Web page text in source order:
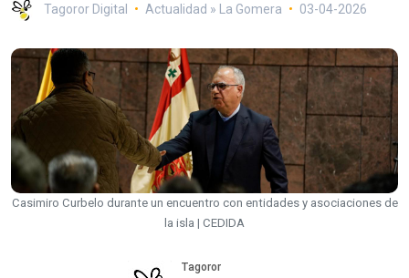
Tagoror Digital Actualidad » La Gomera 03-04-2026
Casimiro Curbelo durante un encuentro con entidades y asociaciones de
la isla | CEDIDA